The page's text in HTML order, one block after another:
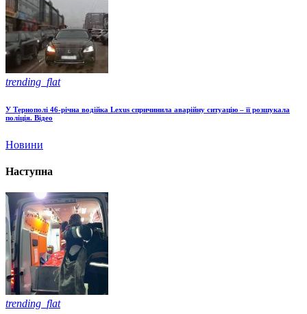
trending_flat
У Тернополі 46-річна водійка Lexus спричинила аварійну ситуацію – її розшукала
поліція. Відео
Новини
Наступна
trending_flat